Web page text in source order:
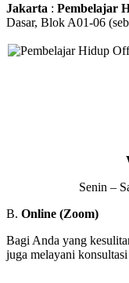
Jakarta : Pembelajar
Dasar, Blok A01-06
Senin –
B. Online (Zoom)
Bagi Anda yang
juga melayani